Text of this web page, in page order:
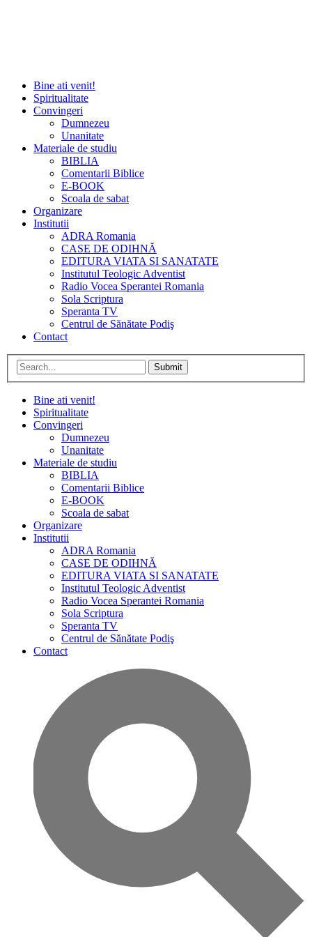
Bine ati venit!
Spiritualitate
Convingeri
Dumnezeu
Unanitate
Materiale de studiu
BIBLIA
Comentarii Biblice
E-BOOK
Scoala de sabat
Organizare
Institutii
ADRA Romania
CASE DE ODIHNĂ
EDITURA VIATA SI SANATATE
Institutul Teologic Adventist
Radio Vocea Sperantei Romania
Sola Scriptura
Speranta TV
Centrul de Sănătate Podiş
Contact
Submit
Bine ati venit!
Spiritualitate
Convingeri
Dumnezeu
Unanitate
Materiale de studiu
BIBLIA
Comentarii Biblice
E-BOOK
Scoala de sabat
Organizare
Institutii
ADRA Romania
CASE DE ODIHNĂ
EDITURA VIATA SI SANATATE
Institutul Teologic Adventist
Radio Vocea Sperantei Romania
Sola Scriptura
Speranta TV
Centrul de Sănătate Podiş
Contact